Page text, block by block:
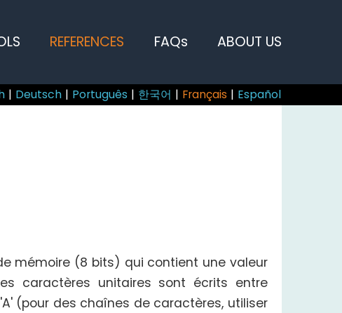
REFERENCES FAQs ABOUT US
| Deutsch | Português | 한국어 | Français | Español
mémoire (8 bits) qui contient une valeur
caractères unitaires sont écrits entre
(pour des chaînes de caractères, utiliser